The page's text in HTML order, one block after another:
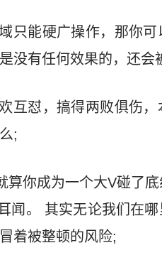
只能硬广操作，那你
没有任何效果的，还会
互怼，搞得两败俱伤
;
你成为一个大V碰了
闻。 其实无论我们在
着被整顿的风险;